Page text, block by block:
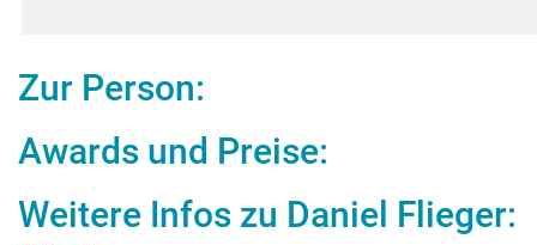
Zur Person:
Awards und Preise:
Weitere Infos zu Daniel Flieger: